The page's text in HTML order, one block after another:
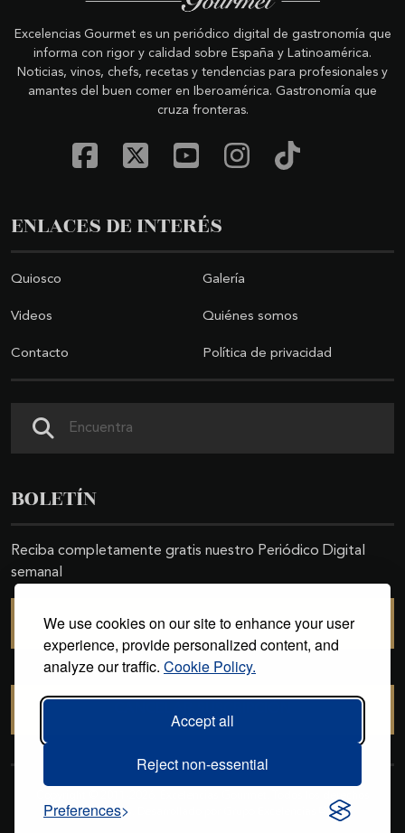
We use cookies on our site to enhance your user
experience, provide personalized content, and
analyze our traffic. Cookie Policy.
Accept all
Reject non-essential
Preferences
Excelencias Gourmet es un periódico digital de gastronomía que
informa con rigor y calidad sobre España y Latinoamérica.
Noticias, vinos, chefs, recetas y tendencias para profesionales y
amantes del buen comer en Iberoamérica. Gastronomía que
cruza fronteras.
ENLACES DE INTERÉS
Quiosco Galería
Videos Quiénes somos
Contacto Política de privacidad
BOLETÍN
Reciba completamente gratis nuestro Periódico Digital
semanal
SUSCRIBIRSE
reservados. Desarrollado por
.